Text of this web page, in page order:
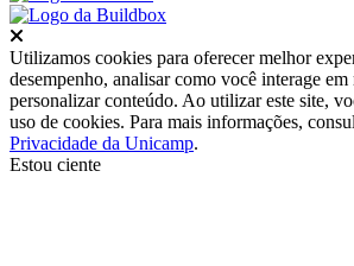
Utilizamos cookies para oferecer melhor
desempenho, analisar como você interage em
personalizar conteúdo. Ao utilizar este site,
uso de cookies. Para mais informações,
Privacidade da Unicamp.
Estou ciente